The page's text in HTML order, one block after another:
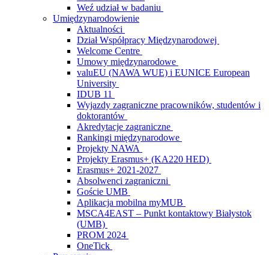
Weź udział w badaniu
Umiędzynarodowienie
Aktualności
Dział Współpracy Międzynarodowej
Welcome Centre
Umowy międzynarodowe
valuEU (NAWA WUE) i EUNICE European
University
IDUB 11
Wyjazdy zagraniczne pracowników, studentów i
doktorantów
Akredytacje zagraniczne
Rankingi międzynarodowe
Projekty NAWA
Projekty Erasmus+ (KA220 HED)
Erasmus+ 2021-2027
Absolwenci zagraniczni
Goście UMB
Aplikacja mobilna myMUB
MSCA4EAST – Punkt kontaktowy Białystok
(UMB)
PROM 2024
OneTick